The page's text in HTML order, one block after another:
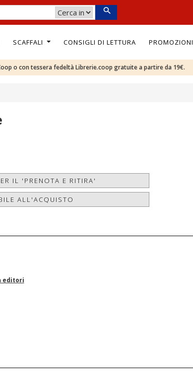
SCAFFALI CONSIGLI DI LETTURA PROMOZIONI
o con tessera fedeltà Librerie.coop gratuite a partire da 19€.
IL 'PRENOTA E RITIRA'
ALL'ACQUISTO
editori